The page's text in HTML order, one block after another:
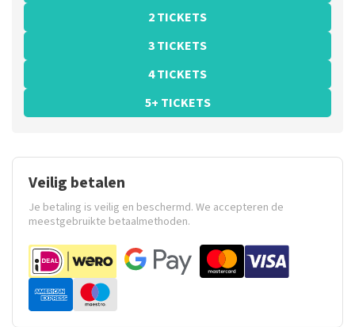
2 TICKETS
3 TICKETS
4 TICKETS
5+ TICKETS
Veilig betalen
Je betaling is veilig en beschermd. We accepteren de
meestgebruikte betaalmethoden.